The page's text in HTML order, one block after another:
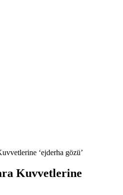
‘ejderha gözü’
Kuvvetlerine